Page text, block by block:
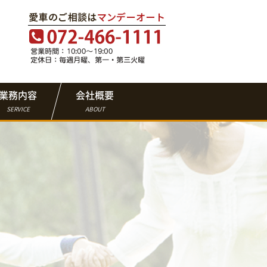
務内容
SERVICE
会社概要
ABOUT